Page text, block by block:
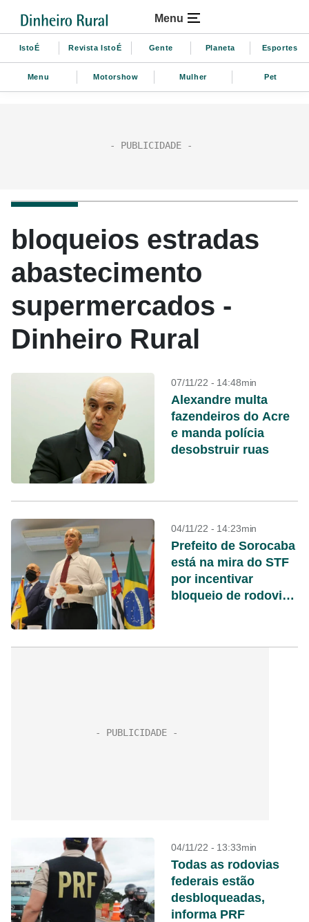
Menu
IstoÉ Revista IstoÉ Gente Planeta Esportes
Menu Motorshow Mulher Pet
bloqueios estradas
abastecimento
supermercados -
Dinheiro Rural
07/11/22 - 14:48min
Alexandre multa
fazendeiros do Acre
e manda polícia
desobstruir ruas
04/11/22 - 14:23min
Prefeito de Sorocaba
está na mira do STF
por incentivar
bloqueio de rodovia
04/11/22 - 13:33min
Todas as rodovias
federais estão
desbloqueadas,
informa PRF